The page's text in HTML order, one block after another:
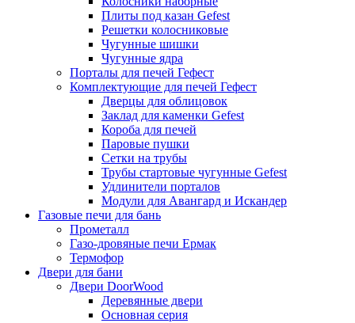
Плиты под казан Gefest
Решетки колосниковые
Чугунные шишки
Чугунные ядра
Порталы для печей Гефест
Комплектующие для печей Гефест
Дверцы для облицовок
Заклад для каменки Gefest
Короба для печей
Паровые пушки
Сетки на трубы
Трубы стартовые чугунные Gefest
Удлинители порталов
Модули для Авангард и Искандер
Газовые печи для бань
Прометалл
Газо-дровяные печи Ермак
Термофор
Двери для бани
Двери DoorWood
Деревянные двери
Основная серия